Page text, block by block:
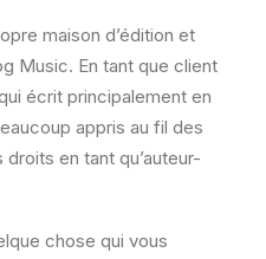
maison d’édition et
Music. En tant que client
écrit principalement en
appris au fil des
en tant qu’auteur-
chose qui vous